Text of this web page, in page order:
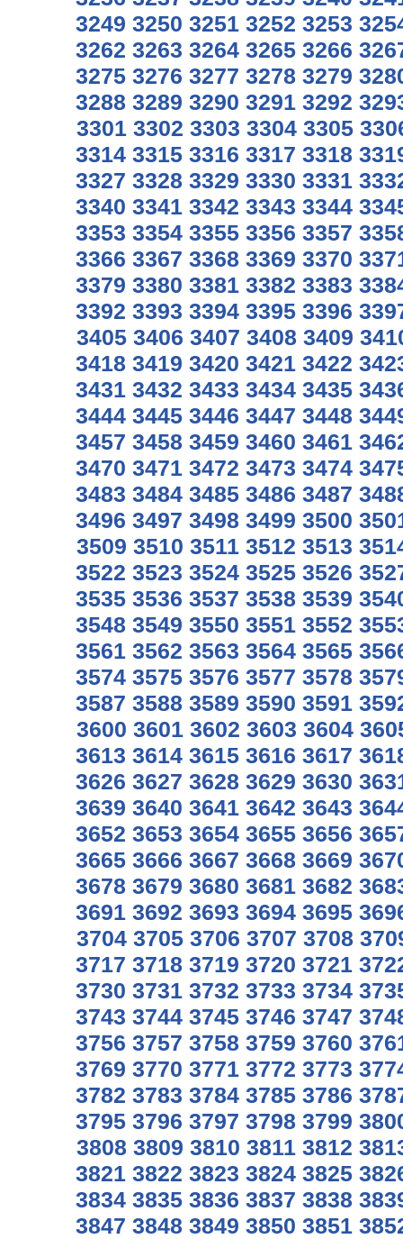
3249 3250 3251 3252 3253
3262 3263 3264 3265 3266
3275 3276 3277 3278 3279
3288 3289 3290 3291 3292
3301 3302 3303 3304 3305
3314 3315 3316 3317 3318
3327 3328 3329 3330 3331
3340 3341 3342 3343 3344
3353 3354 3355 3356 3357
3366 3367 3368 3369 3370
3379 3380 3381 3382 3383
3392 3393 3394 3395 3396
3405 3406 3407 3408 3409
3418 3419 3420 3421 3422
3431 3432 3433 3434 3435
3444 3445 3446 3447 3448
3457 3458 3459 3460 3461
3470 3471 3472 3473 3474
3483 3484 3485 3486 3487
3496 3497 3498 3499 3500
3509 3510 3511 3512 3513
3522 3523 3524 3525 3526
3535 3536 3537 3538 3539
3548 3549 3550 3551 3552
3561 3562 3563 3564 3565
3574 3575 3576 3577 3578
3587 3588 3589 3590 3591
3600 3601 3602 3603 3604
3613 3614 3615 3616 3617
3626 3627 3628 3629 3630
3639 3640 3641 3642 3643
3652 3653 3654 3655 3656
3665 3666 3667 3668 3669
3678 3679 3680 3681 3682
3691 3692 3693 3694 3695
3704 3705 3706 3707 3708
3717 3718 3719 3720 3721
3730 3731 3732 3733 3734
3743 3744 3745 3746 3747
3756 3757 3758 3759 3760
3769 3770 3771 3772 3773
3782 3783 3784 3785 3786
3795 3796 3797 3798 3799
3808 3809 3810 3811 3812
3821 3822 3823 3824 3825
3834 3835 3836 3837 3838
3847 3848 3849 3850 3851